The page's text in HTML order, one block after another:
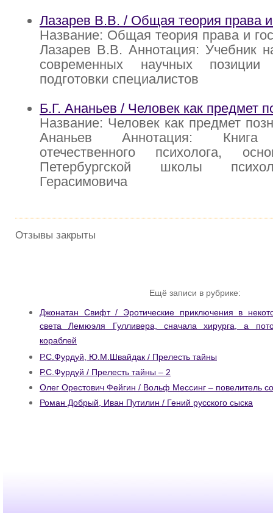
Лазарев В.В. / Общая теория права и
Название: Общая теория права и
Лазарев В.В. Аннотация: Учебник
современных научных
подготовки специалистов
Б.Г. Ананьев / Человек как предмет
Название: Человек как предмет
Ананьев Аннотация: Книга
отечественного психолога,
Петербургской школы
Герасимовича
Отзывы закрыты
Ещё записи в рубрике:
Джонатан Свифт / Эротические приключения в
света Лемюэля Гулливера, сначала хирурга, а
кораблей
Р.С.Фурдуй, Ю.М.Швайдак / Прелесть тайны
Р.С.Фурдуй / Прелесть тайны – 2
Олег Орестович Фейгин / Вольф Мессинг – повелитель
Роман Добрый, Иван Путилин / Гений русского сыска